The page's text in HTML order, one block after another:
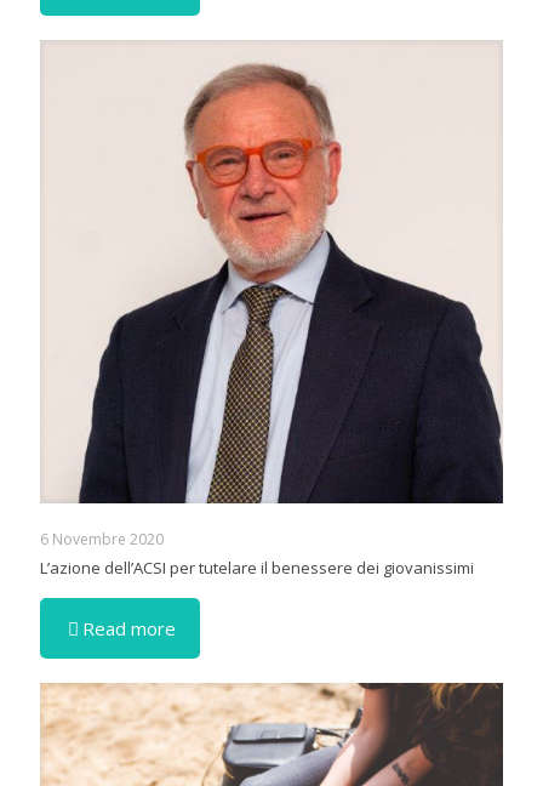
6 Novembre 2020
L’azione dell’ACSI per tutelare il benessere dei giovanissimi
Read more